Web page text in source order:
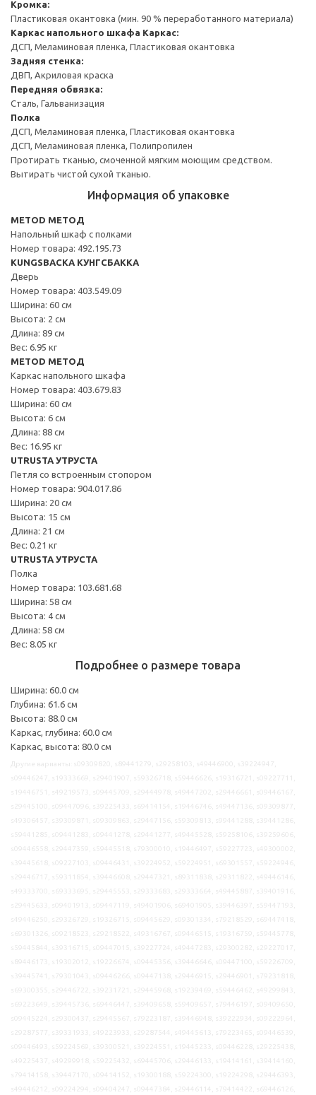
Кромка:
Пластиковая окантовка (мин. 90 % переработанного материала)
Каркас напольного шкафа Каркас:
ДСП, Меламиновая пленка, Пластиковая окантовка
Задняя стенка:
ДВП, Акриловая краска
Передняя обвязка:
Сталь, Гальванизация
Полка
ДСП, Меламиновая пленка, Пластиковая окантовка
ДСП, Меламиновая пленка, Полипропилен
Протирать тканью, смоченной мягким моющим средством.
Вытирать чистой сухой тканью.
Информация об упаковке
METOD МЕТОД
Напольный шкаф с полками
Номер товара: 492.195.73
KUNGSBACKA КУНГСБАККА
Дверь
Номер товара: 403.549.09
Ширина: 60 см
Высота: 2 см
Длина: 89 см
Вес: 6.95 кг
METOD МЕТОД
Каркас напольного шкафа
Номер товара: 403.679.83
Ширина: 60 см
Высота: 6 см
Длина: 88 см
Вес: 16.95 кг
UTRUSTA УТРУСТА
Петля со встроенным стопором
Номер товара: 904.017.86
Ширина: 20 см
Высота: 15 см
Длина: 21 см
Вес: 0.21 кг
UTRUSTA УТРУСТА
Полка
Номер товара: 103.681.68
Ширина: 58 см
Высота: 4 см
Длина: 58 см
Вес: 8.05 кг
Подробнее о размере товара
Ширина: 60.0 см
Глубина: 61.6 см
Высота: 88.0 см
Каркас, глубина: 60.0 см
Каркас, высота: 80.0 см